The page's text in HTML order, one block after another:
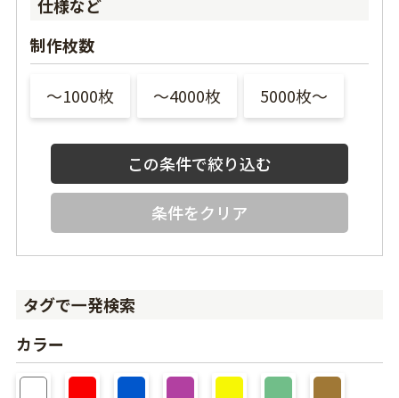
仕様など
制作枚数
〜1000枚 〜4000枚 5000枚〜
条件をクリア
タグで一発検索
カラー